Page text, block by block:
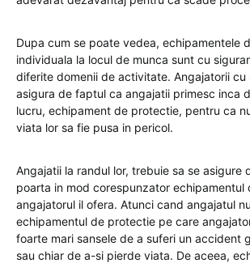
Dupa cum se poate vedea, echipamentele
individuala la locul de munca sunt cu
diferite domenii de activitate. Angajatorii cu
asigura de faptul ca angajatii primesc inca
lucru, echipament de protectie, pentru ca
viata lor sa fie pusa in pericol.
Angajatii la randul lor, trebuie sa se asigure
poarta in mod corespunzator echipamentul
angajatorul il ofera. Atunci cand angajatul
echipamentul de protectie pe care
foarte mari sansele de a suferi un accident
sau chiar de a-si pierde viata. De aceea,